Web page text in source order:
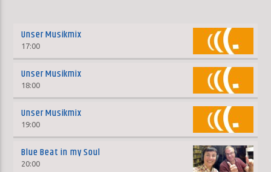
Unser Musikmix
17:00
Unser Musikmix
18:00
Unser Musikmix
19:00
Blue Beat in my Soul
20:00